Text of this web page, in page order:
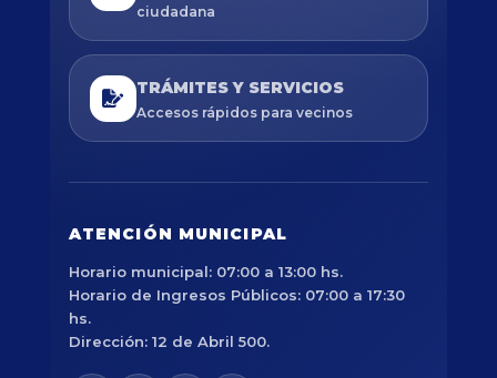
ciudadana
TRÁMITES Y SERVICIOS
Accesos rápidos para vecinos
ATENCIÓN MUNICIPAL
Horario municipal: 07:00 a 13:00 hs.
Horario de Ingresos Públicos: 07:00 a 17:30
hs.
Dirección: 12 de Abril 500.